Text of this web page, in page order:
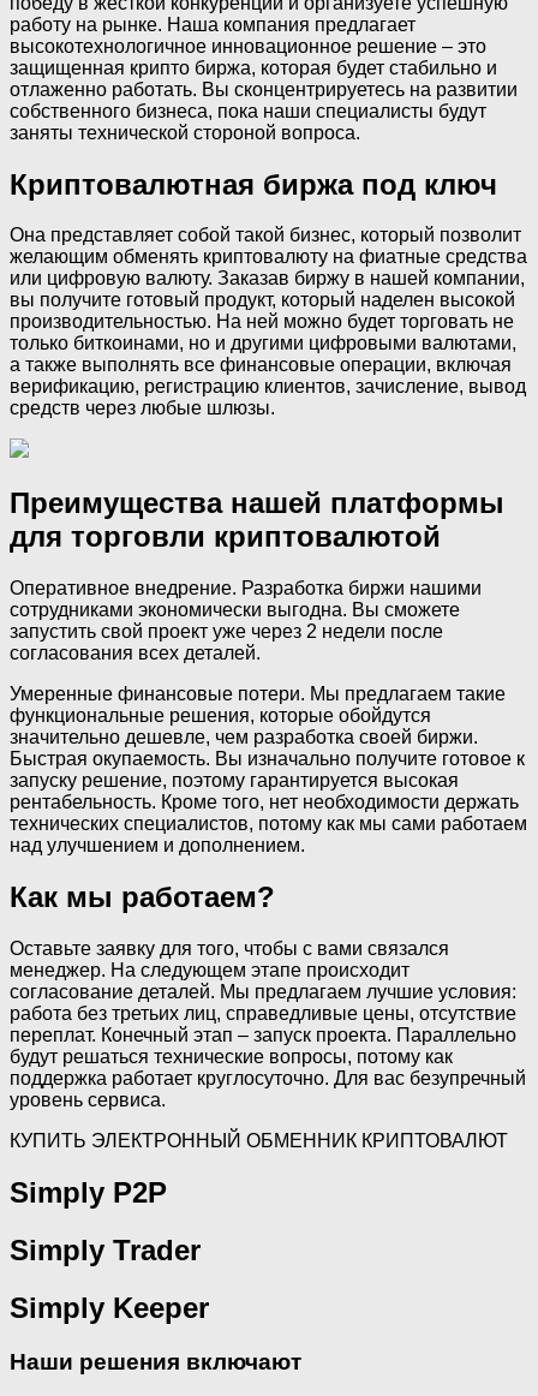
работу на рынке. Наша компания предлагает
высокотехнологичное инновационное решение – это
защищенная крипто биржа, которая будет стабильно и
отлаженно работать. Вы сконцентрируетесь на развитии
собственного бизнеса, пока наши специалисты будут
заняты технической стороной вопроса.
Криптовалютная биржа под ключ
Она представляет собой такой бизнес, который позволит
желающим обменять криптовалюту на фиатные средства
или цифровую валюту. Заказав биржу в нашей компании,
вы получите готовый продукт, который наделен высокой
производительностью. На ней можно будет торговать не
только биткоинами, но и другими цифровыми валютами,
а также выполнять все финансовые операции, включая
верификацию, регистрацию клиентов, зачисление, вывод
средств через любые шлюзы.
Преимущества нашей платформы
для торговли криптовалютой
Оперативное внедрение. Разработка биржи нашими
сотрудниками экономически выгодна. Вы сможете
запустить свой проект уже через 2 недели после
согласования всех деталей.
Умеренные финансовые потери. Мы предлагаем такие
функциональные решения, которые обойдутся
значительно дешевле, чем разработка своей биржи.
Быстрая окупаемость. Вы изначально получите готовое к
запуску решение, поэтому гарантируется высокая
рентабельность. Кроме того, нет необходимости держать
технических специалистов, потому как мы сами работаем
над улучшением и дополнением.
Как мы работаем?
Оставьте заявку для того, чтобы с вами связался
менеджер. На следующем этапе происходит
согласование деталей. Мы предлагаем лучшие условия:
работа без третьих лиц, справедливые цены, отсутствие
переплат. Конечный этап – запуск проекта. Параллельно
будут решаться технические вопросы, потому как
поддержка работает круглосуточно. Для вас безупречный
уровень сервиса.
КУПИТЬ ЭЛЕКТРОННЫЙ ОБМЕННИК КРИПТОВАЛЮТ
Simply P2P
Simply Trader
Simply Keeper
Наши решения включают